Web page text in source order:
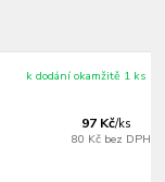
97 Kč/ks
80 Kč bez DPH
k dodání okamžitě 1 ks